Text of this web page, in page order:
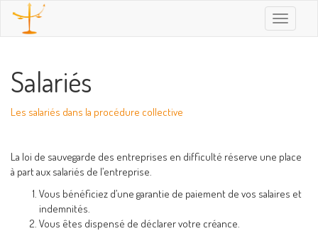
Toggle
Salariés
Les salariés dans la procédure collective
La loi de sauvegarde des entreprises en difficulté réserve une place
à part aux salariés de l’entreprise.
Vous bénéficiez d’une garantie de paiement de vos salaires et
indemnités.
Vous êtes dispensé de déclarer votre créance.